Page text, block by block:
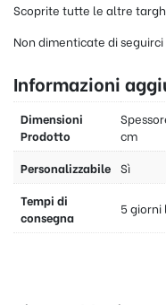
Scoprite tutte le altre
Non dimenticate di seguirci
Informazioni
Dimensioni
Prodotto
cm
Personalizzabile Sì
Tempi di
consegna
5